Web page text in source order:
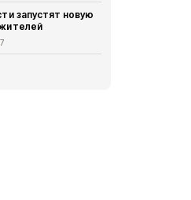
запустят новую